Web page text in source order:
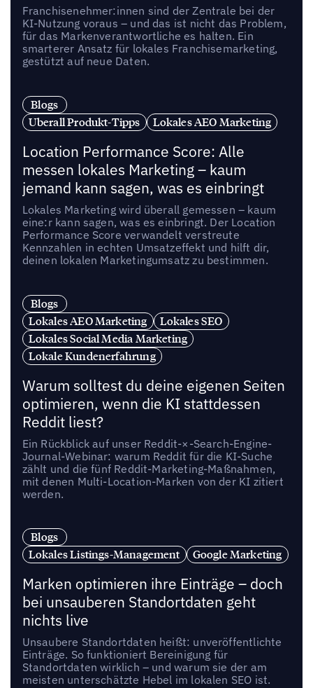
Franchisenehmer:innen sind der Zentrale bei der
KI-Nutzung voraus – und das ist nicht das Problem,
für das Markenverantwortliche es halten. Ein
smarterer Ansatz für lokales Franchisemarketing,
gestützt auf neue Daten.
Blogs
Uberall Produkt-Tipps
Lokales AEO Marketing
Location Performance Score: Alle
messen lokales Marketing – kaum
jemand kann sagen, was es einbringt
Lokales Marketing wird überall gemessen – kaum
eine:r kann sagen, was es einbringt. Der Location
Performance Score verwandelt verstreute
Kennzahlen in echten Umsatzeffekt und hilft dir,
deinen lokalen Marketingumsatz zu bestimmen.
Blogs
Lokales AEO Marketing
Lokales SEO
Lokales Social Media Marketing
Lokale Kundenerfahrung
Warum solltest du deine eigenen Seiten
optimieren, wenn die KI stattdessen
Reddit liest?
Ein Rückblick auf unser Reddit-×-Search-Engine-
Journal-Webinar: warum Reddit für die KI-Suche
zählt und die fünf Reddit-Marketing-Maßnahmen,
mit denen Multi-Location-Marken von der KI zitiert
werden.
Blogs
Lokales Listings-Management
Google Marketing
Marken optimieren ihre Einträge – doch
bei unsauberen Standortdaten geht
nichts live
Unsaubere Standortdaten heißt: unveröffentlichte
Einträge. So funktioniert Bereinigung für
Standortdaten wirklich – und warum sie der am
meisten unterschätzte Hebel im lokalen SEO ist.